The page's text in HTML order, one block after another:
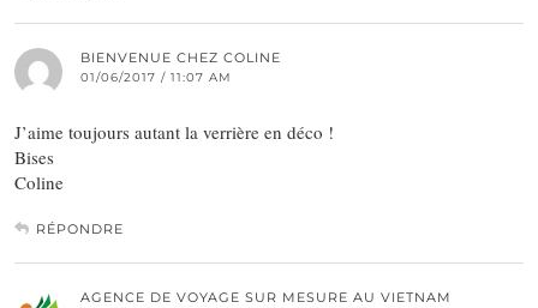
BIENVENUE CHEZ COLINE
01/06/2017 / 11:07 AM
J’aime toujours autant la verrière en déco !
Bises
Coline
RÉPONDRE
AGENCE DE VOYAGE SUR MESURE AU VIETNAM